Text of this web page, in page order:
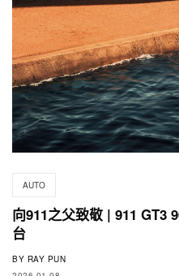
AUTO
向911之父致敬 | 911 GT3
台
BY RAY PUN